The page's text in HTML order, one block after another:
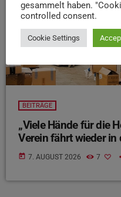
BEITRÄGE
„Viele Hände für die
Verein fährt wieder in
today 7. AUGUST 2026 7
gesammelt haben.
controlled consent.
Cookie Settings